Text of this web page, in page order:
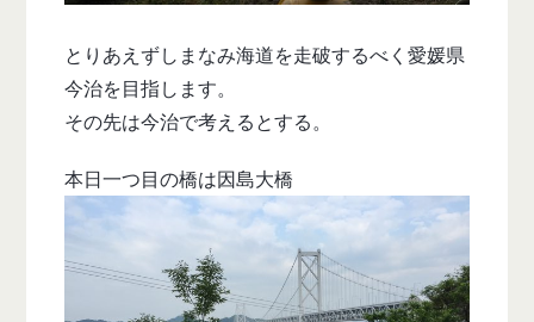
とりあえずしまなみ海道を走破するべく愛媛県
今治を目指します。
その先は今治で考えるとする。
本日一つ目の橋は因島大橋